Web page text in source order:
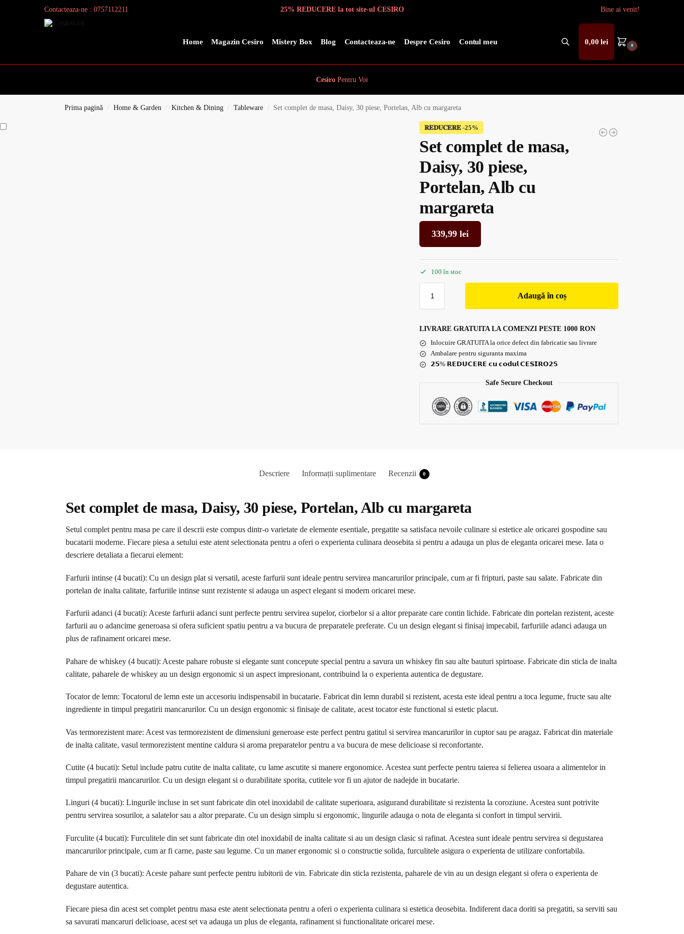
Contacteaza-ne : 0757112211 25% REDUCERE la tot site-ul CESIRO Bine ai venit!
Home Magazin Cesiro Mistery Box Blog Contacteaza-ne Despre Cesiro Contul meu
Search
0,00lei 0
Cesiro Pentru Voi
Prima pagină / Home & Garden / Kitchen & Dining / Tableware / Set complet de masa, Daisy, 30 piese, Portelan, Alb cu margareta
𝐑𝐄𝐃𝐔𝐂𝐄𝐑𝐄
Set complet de masa,
Daisy, 30 piese,
Portelan, Alb cu
margareta
339,99lei
100 în stoc
Adaugă în coș
LIVRARE GRATUITA LA COMENZI PESTE 1000 RON
Inlocuire GRATUITA la orice defect din fabricatie sau livrare
Ambalare pentru siguranta maxima
𝟮𝟱% 𝗥𝗘𝗗𝗨𝗖𝗘𝗥𝗘 𝗰𝘂 𝗰𝗼𝗱𝘂𝗹 𝗖𝗘𝗦𝗜𝗥𝗢𝟮𝟱
Safe Secure Checkout
Descriere Informații suplimentare Recenzii 0
Set complet de masa, Daisy, 30 piese, Portelan, Alb cu margareta
Setul complet pentru masa pe care il descrii este compus dintr-o varietate de elemente esentiale, pregatite sa satisfaca nevoile culinare si estetice ale oricarei gospodine sau
bucatarii moderne. Fiecare piesa a setului este atent selectionata pentru a oferi o experienta culinara deosebita si pentru a adauga un plus de eleganta oricarei mese. Iata o
descriere detaliata a fiecarui element:
Farfurii intinse (4 bucati): Cu un design plat si versatil, aceste farfurii sunt ideale pentru servirea mancarurilor principale, cum ar fi fripturi, paste sau salate. Fabricate din
portelan de inalta calitate, farfuriile intinse sunt rezistente si adauga un aspect elegant si modern oricarei mese.
Farfurii adanci (4 bucati): Aceste farfurii adanci sunt perfecte pentru servirea supelor, ciorbelor si a altor preparate care contin lichide. Fabricate din portelan rezistent, aceste
farfurii au o adancime generoasa si ofera suficient spatiu pentru a va bucura de preparatele preferate. Cu un design elegant si finisaj impecabil, farfuriile adanci adauga un
plus de rafinament oricarei mese.
Pahare de whiskey (4 bucati): Aceste pahare robuste si elegante sunt concepute special pentru a savura un whiskey fin sau alte bauturi spirtoase. Fabricate din sticla de inalta
calitate, paharele de whiskey au un design ergonomic si un aspect impresionant, contribuind la o experienta autentica de degustare.
Tocator de lemn: Tocatorul de lemn este un accesoriu indispensabil in bucatarie. Fabricat din lemn durabil si rezistent, acesta este ideal pentru a toca legume, fructe sau alte
ingrediente in timpul pregatirii mancarurilor. Cu un design ergonomic si finisaje de calitate, acest tocator este functional si estetic placut.
Vas termorezistent mare: Acest vas termorezistent de dimensiuni generoase este perfect pentru gatitul si servirea mancarurilor in cuptor sau pe aragaz. Fabricat din materiale
de inalta calitate, vasul termorezistent mentine caldura si aroma preparatelor pentru a va bucura de mese delicioase si reconfortante.
Cutite (4 bucati): Setul include patru cutite de inalta calitate, cu lame ascutite si manere ergonomice. Acestea sunt perfecte pentru taierea si felierea usoara a alimentelor in
timpul pregatirii mancarurilor. Cu un design elegant si o durabilitate sporita, cutitele vor fi un ajutor de nadejde in bucatarie.
Linguri (4 bucati): Lingurile incluse in set sunt fabricate din otel inoxidabil de calitate superioara, asigurand durabilitate si rezistenta la coroziune. Acestea sunt potrivite
pentru servirea sosurilor, a salatelor sau a altor preparate. Cu un design simplu si ergonomic, lingurile adauga o nota de eleganta si confort in timpul servirii.
Furculite (4 bucati): Furculitele din set sunt fabricate din otel inoxidabil de inalta calitate si au un design clasic si rafinat. Acestea sunt ideale pentru servirea si degustarea
mancarurilor principale, cum ar fi carne, paste sau legume. Cu un maner ergonomic si o constructie solida, furculitele asigura o experienta de utilizare confortabila.
Pahare de vin (3 bucati): Aceste pahare sunt perfecte pentru iubitorii de vin. Fabricate din sticla rezistenta, paharele de vin au un design elegant si ofera o experienta de
degustare autentica.
Fiecare piesa din acest set complet pentru masa este atent selectionata pentru a oferi o experienta culinara si estetica deosebita. Indiferent daca doriti sa pregatiti, sa serviti sau
sa savurati mancaruri delicioase, acest set va adauga un plus de eleganta, rafinament si functionalitate oricarei mese.